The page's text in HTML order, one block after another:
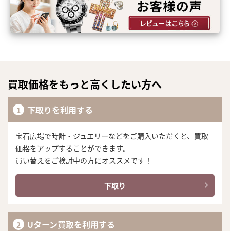
買取価格をもっと高くしたい方へ
下取りを利用する
宝石広場で時計・ジュエリーなどをご購入いただくと、買取
価格をアップすることができます。
買い替えをご検討中の方にオススメです！
下取り
Uターン買取を利用する